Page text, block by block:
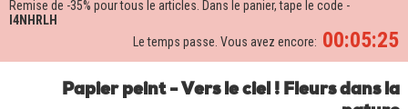
Remise de -35% pour tous le articles. Dans le panier, tape le code -
I4NHRLH
00:05:25
Le temps passe. Vous avez encore:
Papier peint - Vers le ciel ! Fleurs dans la